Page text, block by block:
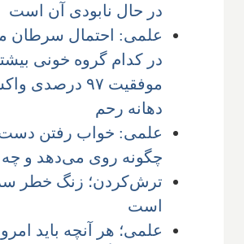
در حال نابودی آن است
علمی: احتمال سرطان
در کدام گروه خونی
موفقیت ۹۷
دهانه رحم
علمی: خواب رفتن دست
چگونه روی می‌دهد و
ترش‌کردن؛ زنگ خطر
است
علمی؛ هر آنچه باید